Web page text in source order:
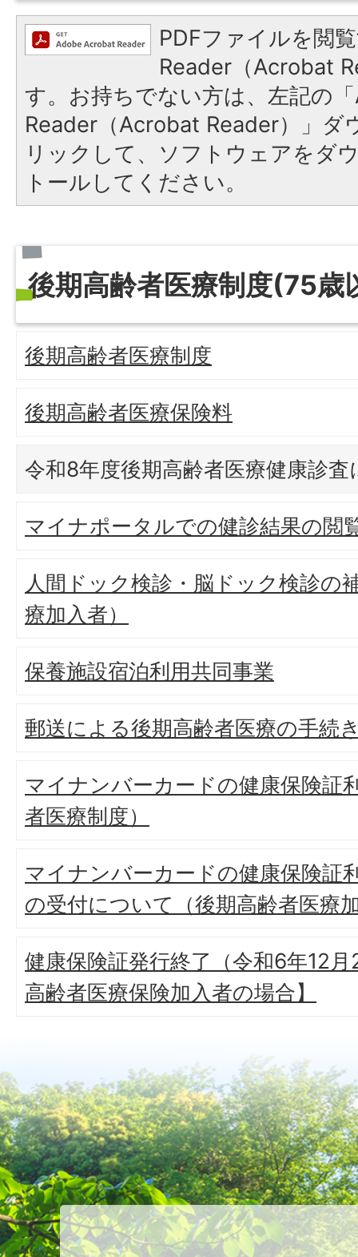
PDFファイルを閲
Reader（Acrobat
す。お持ちでない方は、左記の
Reader（Acrobat Reader）」ダ
リックして、ソフトウェアをダ
トールしてください。
後期高齢者医療制度(75歳
後期高齢者医療制度
後期高齢者医療保険料
令和8年度後期高齢者医療健康診査
マイナポータルでの健診結果の閲
人間ドック検診・脳ドック検診の
療加入者）
保養施設宿泊利用共同事業
郵送による後期高齢者医療の手続
マイナンバーカードの健康保険証
者医療制度）
マイナンバーカードの健康保険証
の受付について（後期高齢者医療
健康保険証発行終了（令和6年12
高齢者医療保険加入者の場合】